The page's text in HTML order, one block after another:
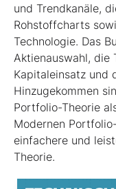
und Trend­kanäle,
Rohstoffcharts
Technologie. Das
Aktienauswahl, die
Kapitaleinsatz und
Hinzugekommen
Portfolio-Theorie
Modernen
einfachere und
Theorie.